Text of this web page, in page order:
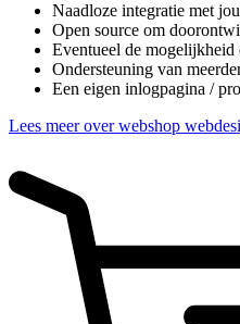
Naadloze integratie met
Open source om
Eventueel de mogelijkheid
Ondersteuning van
Een eigen inlogpagina /
Lees meer over webshop